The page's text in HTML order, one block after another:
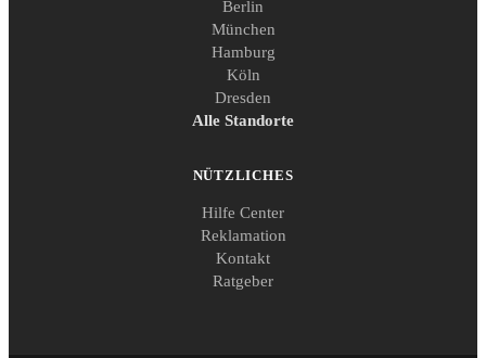
Berlin
München
Hamburg
Köln
Dresden
Alle Standorte
NÜTZLICHES
Hilfe Center
Reklamation
Kontakt
Ratgeber